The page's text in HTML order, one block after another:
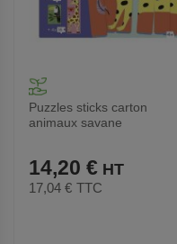
Puzzles sticks carton
animaux savane
14,20 €
17,04 € TTC